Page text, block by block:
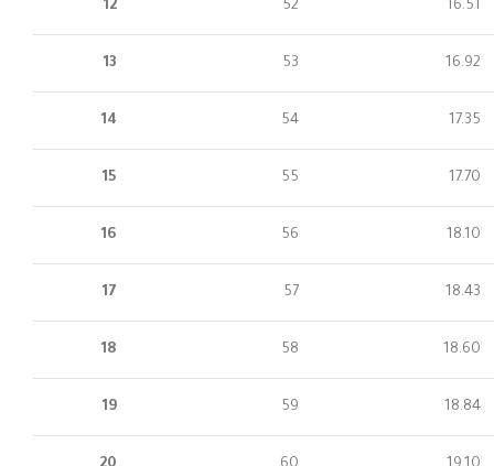
16.51
52
12
16.92
53
13
17.35
54
14
17.70
55
15
18.10
56
16
18.43
57
17
18.60
58
18
18.84
59
19